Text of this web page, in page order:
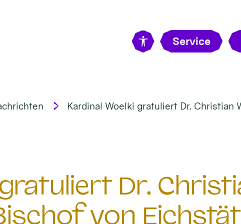
Service
Kardinal Woelki gratuliert Dr. Christian
Dr.
von